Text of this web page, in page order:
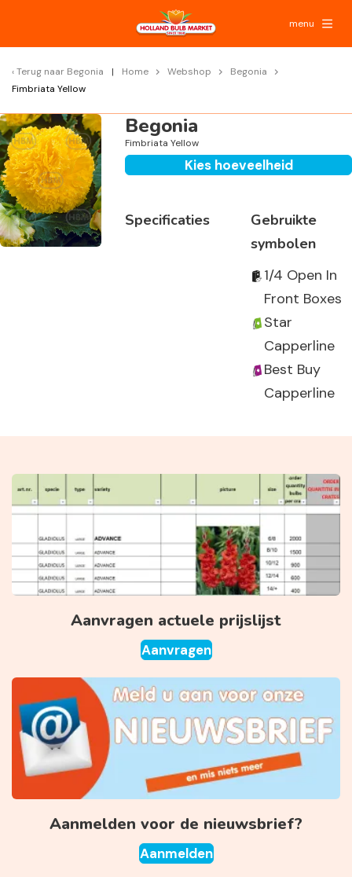
menu
Terug naar Begonia Home Webshop
Begonia
Fimbriata Yellow
Begonia
Fimbriata Yellow
Kies hoeveelheid
Specificaties
Gebruikte
symbolen
1/4 Open In
Front Boxes
Star
Capperline
Best Buy
Capperline
Aanvragen actuele prijslijst
Aanvragen
Aanmelden voor de nieuwsbrief?
Aanmelden